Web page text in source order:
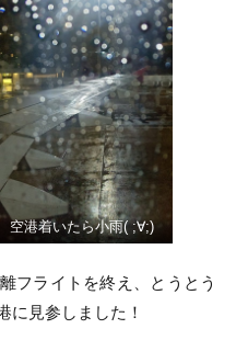
空港着いたら小雨( ;∀;)
フライトを終え、とうとう
に見参しました！